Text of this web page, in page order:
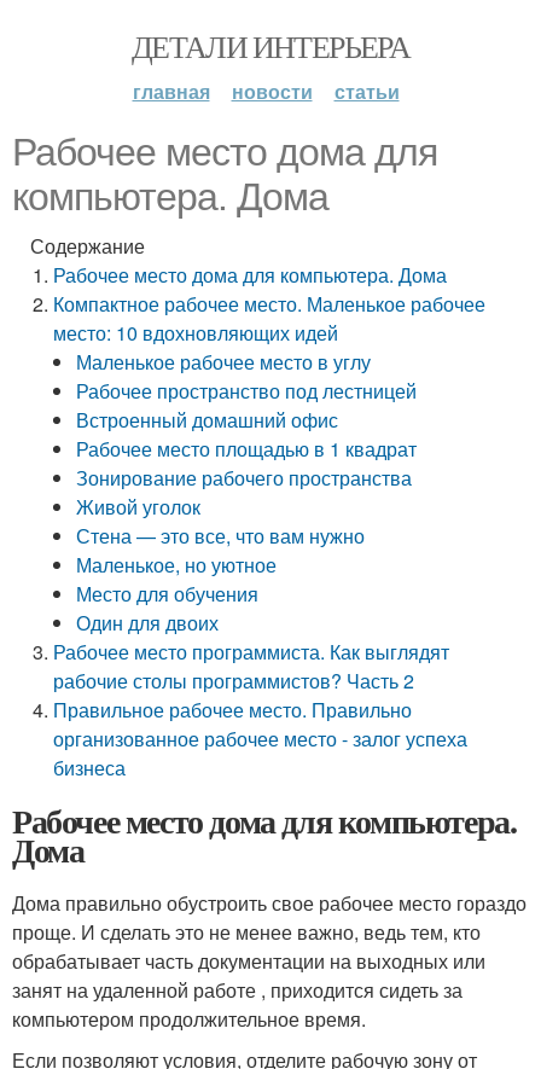
ДЕТАЛИ ИНТЕРЬЕРА
главная новости статьи
Рабочее место дома для
компьютера. Дома
Содержание
Рабочее место дома для компьютера. Дома
Компактное рабочее место. Маленькое рабочее
место: 10 вдохновляющих идей
Маленькое рабочее место в углу
Рабочее пространство под лестницей
Встроенный домашний офис
Рабочее место площадью в 1 квадрат
Зонирование рабочего пространства
Живой уголок
Стена — это все, что вам нужно
Маленькое, но уютное
Место для обучения
Один для двоих
Рабочее место программиста. Как выглядят
рабочие столы программистов? Часть 2
Правильное рабочее место. Правильно
организованное рабочее место - залог успеха
бизнеса
Рабочее место дома для компьютера.
Дома
Дома правильно обустроить свое рабочее место гораздо
проще. И сделать это не менее важно, ведь тем, кто
обрабатывает часть документации на выходных или
занят на удаленной работе , приходится сидеть за
компьютером продолжительное время.
Если позволяют условия, отделите рабочую зону от